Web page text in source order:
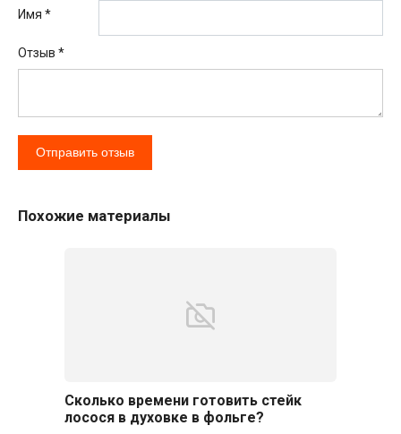
Имя *
Отзыв *
Похожие материалы
Сколько времени готовить стейк
лосося в духовке в фольге?